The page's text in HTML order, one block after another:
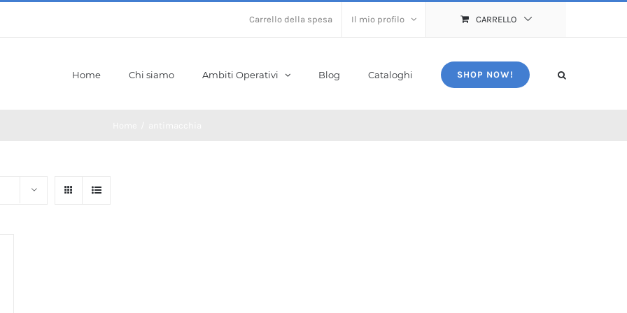
Carrello della spesa Il mio profilo CARRELLO
Home Chi siamo Ambiti Operativi Blog Cataloghi SHOP NOW!